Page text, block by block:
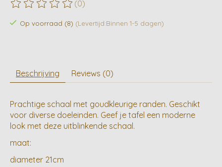
De beoordeling van dit product is
(0)
Op voorraad (8) (Levertijd:Binnen 1-5 dagen)
Beschrijving Reviews (0)
Prachtige schaal met goudkleurige randen. Geschikt
voor diverse doeleinden. Geef je tafel een moderne
look met deze uitblinkende schaal.
maat:
diameter 21cm